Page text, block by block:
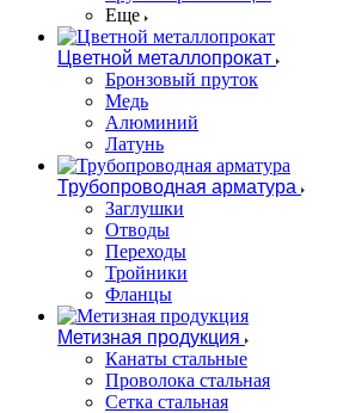
Еще
Цветной металлопрокат
Бронзовый пруток
Медь
Алюминий
Латунь
Трубопроводная арматура
Заглушки
Отводы
Переходы
Тройники
Фланцы
Метизная продукция
Канаты стальные
Проволока стальная
Сетка стальная